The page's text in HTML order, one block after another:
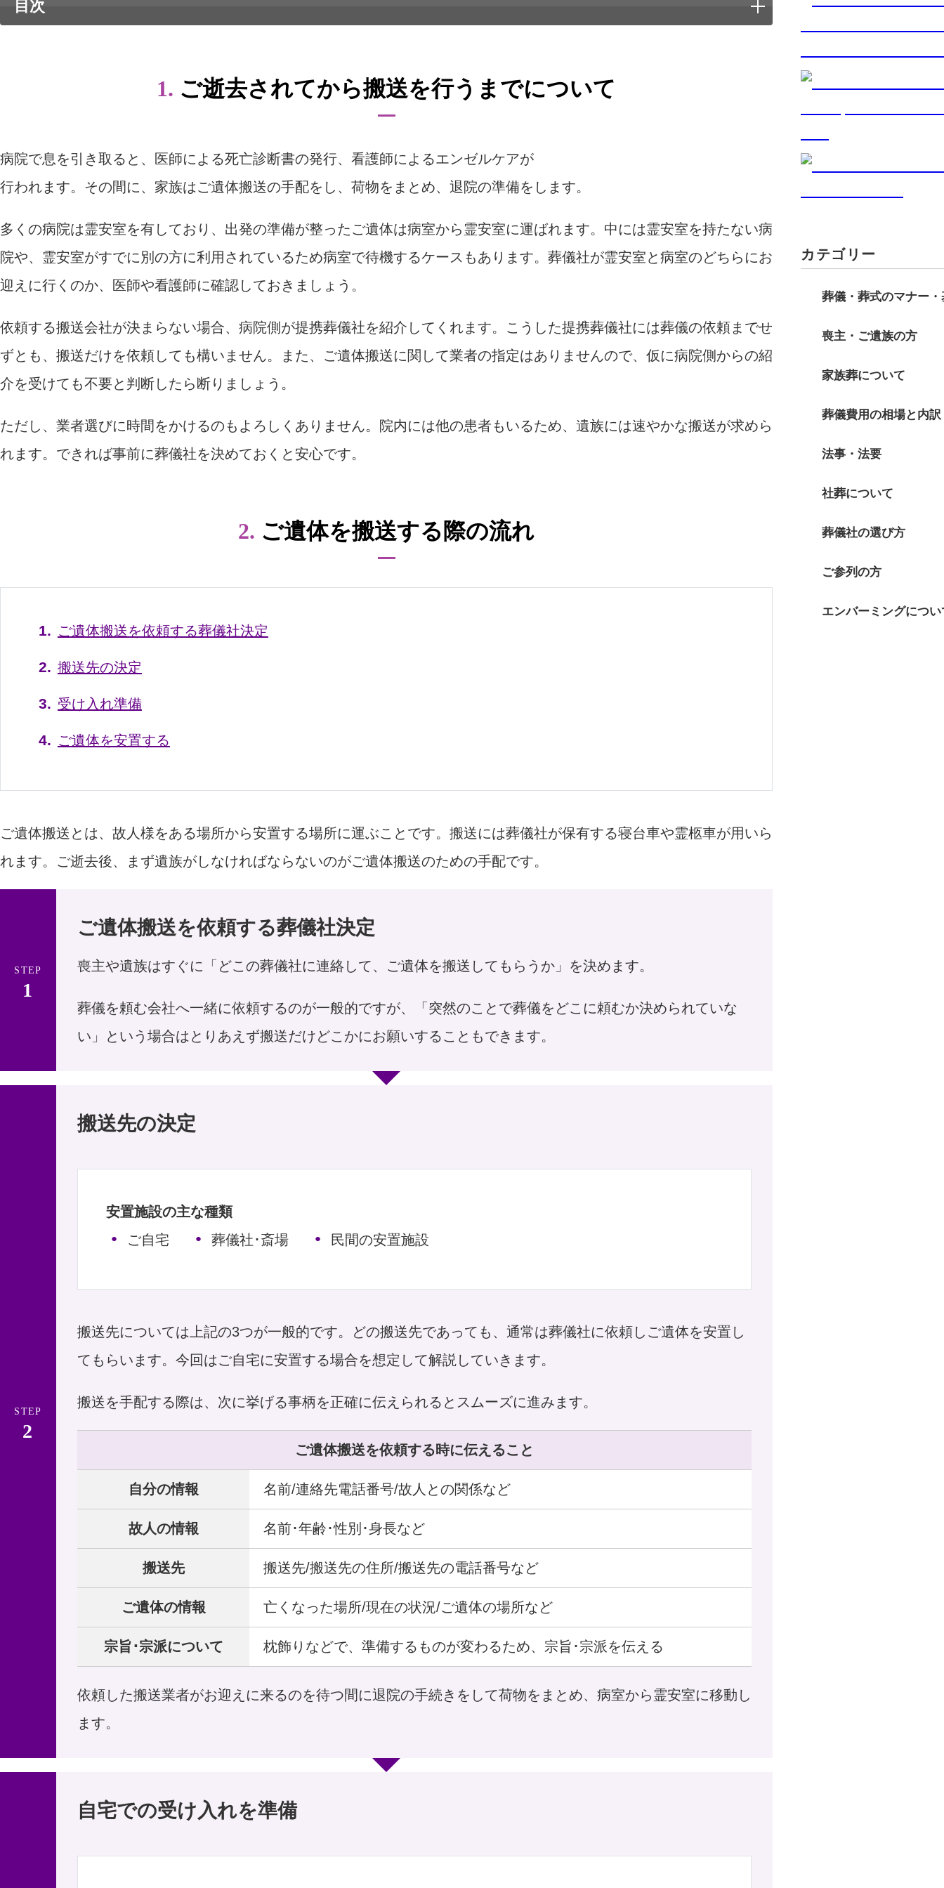
目次
1. ご逝去されてから搬送を行うまでについて
病院で息を引き取ると、医師による死亡診断書の発行、看護師によるエンゼルケアが
行われます。その間に、家族はご遺体搬送の手配をし、荷物をまとめ、退院の準備をします。
多くの病院は霊安室を有しており、出発の準備が整ったご遺体は病室から霊安室に運ばれます。中には霊安室を持たない病
院や、霊安室がすでに別の方に利用されているため病室で待機するケースもあります。葬儀社が霊安室と病室のどちらにお
迎えに行くのか、医師や看護師に確認しておきましょう。
依頼する搬送会社が決まらない場合、病院側が提携葬儀社を紹介してくれます。こうした提携葬儀社には葬儀の依頼までせ
ずとも、搬送だけを依頼しても構いません。また、ご遺体搬送に関して業者の指定はありませんので、仮に病院側からの紹
介を受けても不要と判断したら断りましょう。
ただし、業者選びに時間をかけるのもよろしくありません。院内には他の患者もいるため、遺族には速やかな搬送が求めら
れます。できれば事前に葬儀社を決めておくと安心です。
2. ご遺体を搬送する際の流れ
ご遺体搬送を依頼する葬儀社決定
搬送先の決定
受け入れ準備
ご遺体を安置する
ご遺体搬送とは、故人様をある場所から安置する場所に運ぶことです。搬送には葬儀社が保有する寝台車や霊柩車が用いら
れます。ご逝去後、まず遺族がしなければならないのがご遺体搬送のための手配です。
STEP
ご遺体搬送を依頼する葬儀社決定
喪主や遺族はすぐに「どこの葬儀社に連絡して、ご遺体を搬送してもらうか」を決めます。
葬儀を頼む会社へ一緒に依頼するのが一般的ですが、「突然のことで葬儀をどこに頼むか決められていな
い」という場合はとりあえず搬送だけどこかにお願いすることもできます。
STEP
搬送先の決定
安置施設の主な種類
ご自宅
葬儀社･斎場 民間の安置施設
搬送先については上記の3つが一般的です。どの搬送先であっても、通常は葬儀社に依頼しご遺体を安置し
てもらいます。今回はご自宅に安置する場合を想定して解説していきます。
搬送を手配する際は、次に挙げる事柄を正確に伝えられるとスムーズに進みます。
ご遺体搬送を依頼する時に伝えること
自分の情報 名前/連絡先電話番号/故人との関係など
故人の情報 名前･年齢･性別･身長など
搬送先 搬送先/搬送先の住所/搬送先の電話番号など
ご遺体の情報 亡くなった場所/現在の状況/ご遺体の場所など
宗旨･宗派について 枕飾りなどで、準備するものが変わるため、宗旨･宗派を伝える
依頼した搬送業者がお迎えに来るのを待つ間に退院の手続きをして荷物をまとめ、病室から霊安室に移動し
ます。
自宅での受け入れを準備
カテゴリー
葬儀・葬式のマナー
喪主・ご遺族の方
家族葬について
葬儀費用の相場と内訳
法事・法要
社葬について
葬儀社の選び方
ご参列の方
エンバーミングについ